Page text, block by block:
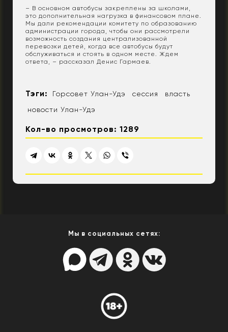
– В основном автобусы закреплены за школами,
это дополнительная нагрузка в финансовом плане.
Мы дали рекомендации комитету по образованию
администрации города, чтобы они рассмотрели
возможность создания централизованной
перевозки детей, когда все автобусы будут
обслуживаться и стоять в одном месте. Ждем
ответа, – рассказал Денис Гармаев.
Тэги: Горсовет Улан-Удэ сессия
власть
новости Улан-Удэ
Кол-во просмотров: 1289
Мы в социальных сетях: